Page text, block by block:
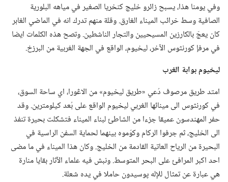
وفي يومنا هذا،‏ يسبح زائرو خليج كنخريا الصغير في مياهه البلورية
الصافية وسط خرائب الميناء الغارق.‏ وقلة منهم تدرك انه في الماضي الغابر
كان يعجّ بالكارزين المسيحيين والتجار الناشطين.‏ وتصح هذه الكلمات ايضا
في مرفإ كورنثوس الآخر،‏ ليخيوم،‏ الواقع في الجهة الغربية من البرزخ.‏
ليخيوم بوابة الغرب
امتد طريق مرصوف دُعي «طريق ليخيوم» من الاڠورا،‏ اي ساحة السوق،‏
في كورنثوس الى مينائها الغربي ليخيوم الواقع على بُعد كيلومترين.‏ وقد
حفر المهندسون عميقا جزءا من الشاطئ لبناء الميناء فتشكلت بحيرة تنفذ
الى الخليج،‏ ثم جرفوا الركام وكوّموه بينهما لحماية السفن الراسية في
البحيرة من الرياح العاتية القادمة من الخليج.‏ وكان هذا الميناء في ما مضى
احد اكبر المرافئ على البحر المتوسط.‏ ونبش فيه علماء الآثار بقايا منارة
هي عبارة عن تمثال للإله پوسيدون حاملا في يده شعلة.‏